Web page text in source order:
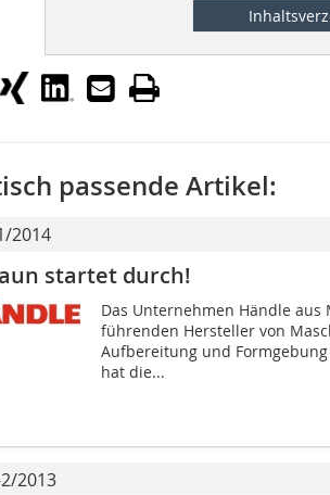
passende Artikel:
2014
startet durch!
Das Unternehmen Händle
führenden Hersteller von
Aufbereitung und
hat die...
2013